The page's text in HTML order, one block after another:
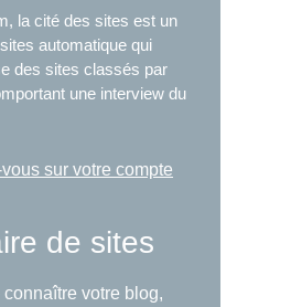
la cité des sites est un
automatique qui
des sites classés par
une interview du
sur votre compte
de sites
votre blog,